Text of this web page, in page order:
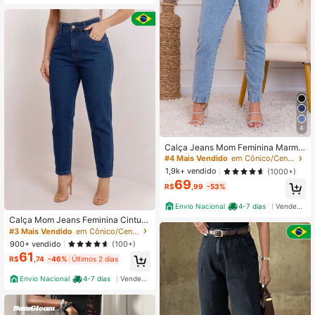
Calça Mom Jeans Feminina Cintura
Alta Azul Tecido Premium Encorpad
o 100% Algodão
#3 Mais Vendido
em Cônico/Cenoura Jeans Feminino
900+ vendido
(100+)
R$61 ,74 -46% Últimos 2 dias
Envio Nacional 4-7 dias
4
Calça Jeans Mom Feminina Marmo
rizada Tecido Grosso Premium
#4 Mais Vendido
em Cônico/Cenoura Jeans Feminino
1,9k+ vendido
(1000+)
R$69 ,99 -53%
Envio Nacional 4-7 dias